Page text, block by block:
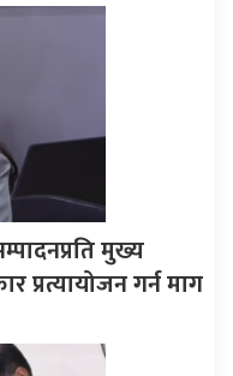
मुख्य
प्रत्यायोजन गर्न माग